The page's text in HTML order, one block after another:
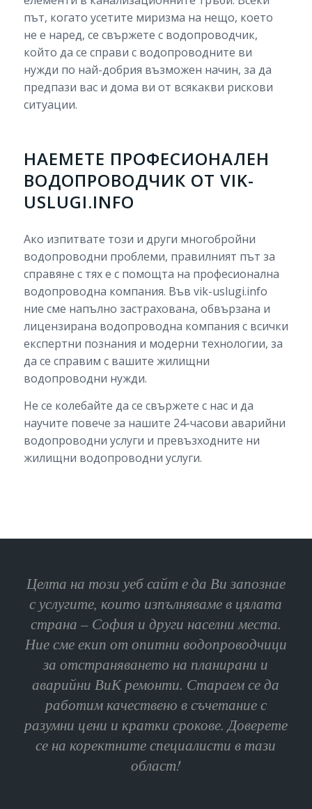
път, когато усетите миризма на нещо, което
не е наред, се свържете с водопроводчик,
който да се справи с водопроводните ви
нужди по най-добрия възможен начин, за да
предпази вас и дома ви от всякакви рискови
ситуации.
НАЕМЕТЕ ПРОФЕСИОНАЛЕН
ВОДОПРОВОДЧИК ОТ VIK-
USLUGI.INFO
Ако изпитвате този и други многобройни
водопроводни проблеми, правилният път за
справяне с тях е с помощта на професионална
водопроводна компания. Във vik-uslugi.info
ние сме напълно застрахована, обвързана и
лицензирана водопроводна компания с всички
експертни познания и модерни технологии, за
да се справим с вашите жилищни
водопроводни нужди.
Не се колебайте да се свържете с нас и да
научите повече за нашите 24-часови аварийни
водопроводни услуги и превъзходните ни
жилищни водопроводни услуги.
Целта на този уеб сайт е да Ви запознае
с услугите, които изпълняваме в цялата
страна – София и други населни места.
Ние сме екип от опитни водопроводчици
за отстраняването на планирани и
аварийни ВиК ремонти. Стараем се да
работим качествено в съчетание с
разумни цени и кратки срокове. Доверете
се на коректните специалисти в тази
област!